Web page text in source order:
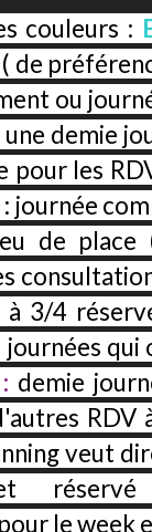
couleurs :
de
ou
demie
pour les
: journée
de place
à 3/4
qui
demie
RDV
veut
réservé
le week